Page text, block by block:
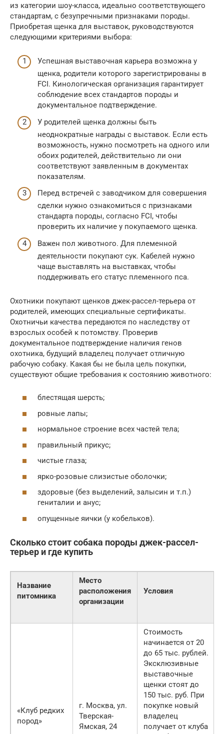
из категории шоу-класса, идеально соответствующего
стандартам, с безупречными признаками породы.
Приобретая щенка для выставок, руководствуются
следующими критериями выбора:
Успешная выставочная карьера возможна у
щенка, родители которого зарегистрированы в
FCI. Кинологическая организация гарантирует
соблюдение всех стандартов породы и
документальное подтверждение.
У родителей щенка должны быть
неоднократные награды с выставок. Если есть
возможность, нужно посмотреть на одного или
обоих родителей, действительно ли они
соответствуют заявленным в документах
показателям.
Перед встречей с заводчиком для совершения
сделки нужно ознакомиться с признаками
стандарта породы, согласно FCI, чтобы
проверить их наличие у покупаемого щенка.
Важен пол животного. Для племенной
деятельности покупают сук. Кабелей нужно
чаще выставлять на выставках, чтобы
поддерживать его статус племенного пса.
Охотники покупают щенков джек-рассел-терьера от
родителей, имеющих специальные сертификаты.
Охотничьи качества передаются по наследству от
взрослых особей к потомству. Проверив
документальное подтверждение наличия генов
охотника, будущий владелец получает отличную
рабочую собаку. Какая бы не была цель покупки,
существуют общие требования к состоянию животного:
блестящая шерсть;
ровные лапы;
нормальное строение всех частей тела;
правильный прикус;
чистые глаза;
ярко-розовые слизистые оболочки;
здоровые (без выделений, залысин и т.п.)
гениталии и анус;
опущенные яички (у кобельков).
Сколько стоит собака породы джек-рассел-
терьер и где купить
Название
питомника
Место
расположения
организации
Условия
«Клуб редких
пород»
г. Москва, ул.
Тверская-
Ямская, 24
Стоимость
начинается от 20
до 65 тыс. рублей.
Эксклюзивные
выставочные
щенки стоят до
150 тыс. руб. При
покупке новый
владелец
получает от клуба